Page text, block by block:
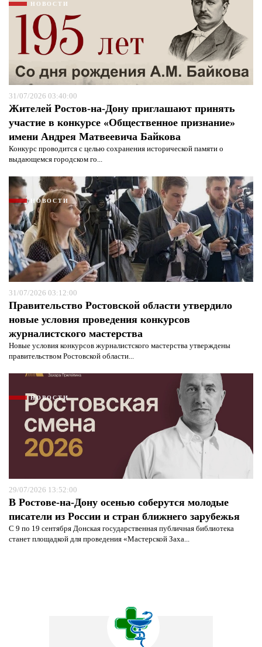
НОВОСТИ
31/07/2026 03:40:00
Жителей Ростов-на-Дону приглашают принять
участие в конкурсе «Общественное признание»
имени Андрея Матвеевича Байкова
Конкурс проводится с целью сохранения исторической памяти о
выдающемся городском го...
НОВОСТИ
31/07/2026 03:12:00
Правительство Ростовской области утвердило
новые условия проведения конкурсов
журналистского мастерства
Новые условия конкурсов журналистского мастерства утверждены
правительством Ростовской области...
НОВОСТИ
29/07/2026 13:52:00
В Ростове-на-Дону осенью соберутся молодые
писатели из России и стран ближнего зарубежья
С 9 по 19 сентября Донская государственная публичная библиотека
станет площадкой для проведения «Мастерской Заха...